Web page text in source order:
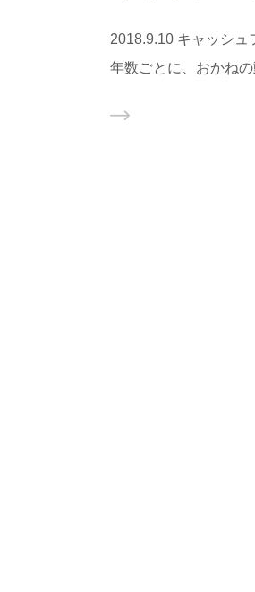
2018.9.10 キャッシ
年数ごとに、おかね